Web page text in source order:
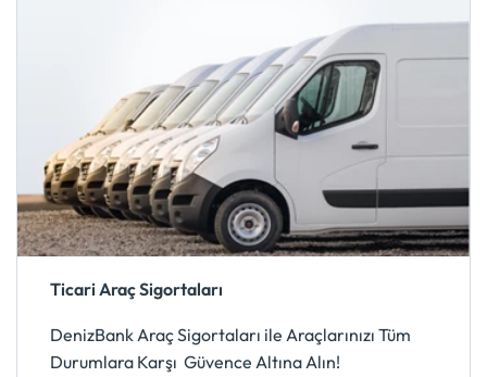
Ticari Araç Sigortaları
DenizBank Araç Sigortaları ile Araçlarınızı Tüm
Durumlara Karşı Güvence Altına Alın!